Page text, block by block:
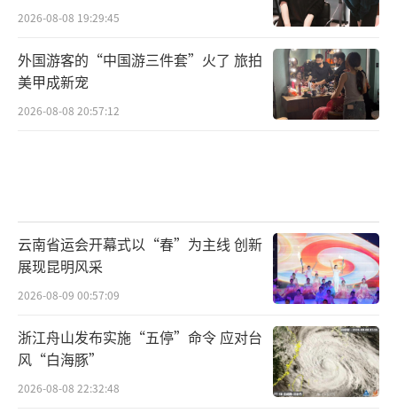
2026-08-08 19:29:45
外国游客的“中国游三件套”火了 旅拍
美甲成新宠
2026-08-08 20:57:12
云南省运会开幕式以“春”为主线 创新
展现昆明风采
2026-08-09 00:57:09
浙江舟山发布实施“五停”命令 应对台
风“白海豚”
2026-08-08 22:32:48